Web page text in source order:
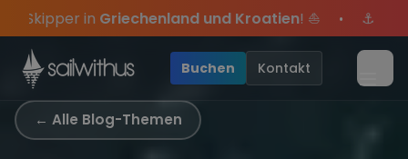
Skip to content
! ⛵ • ⚓Sommer-Special: Mit Code Yacht
Sichere Dir jetztDein Meilenbuch und Deine
mehr Sowie20€ Rabatt auf deinen ersten
dabei. Season Closing Party 2026!Die Saison
Buchen Kontakt
← Alle Blog-Themen